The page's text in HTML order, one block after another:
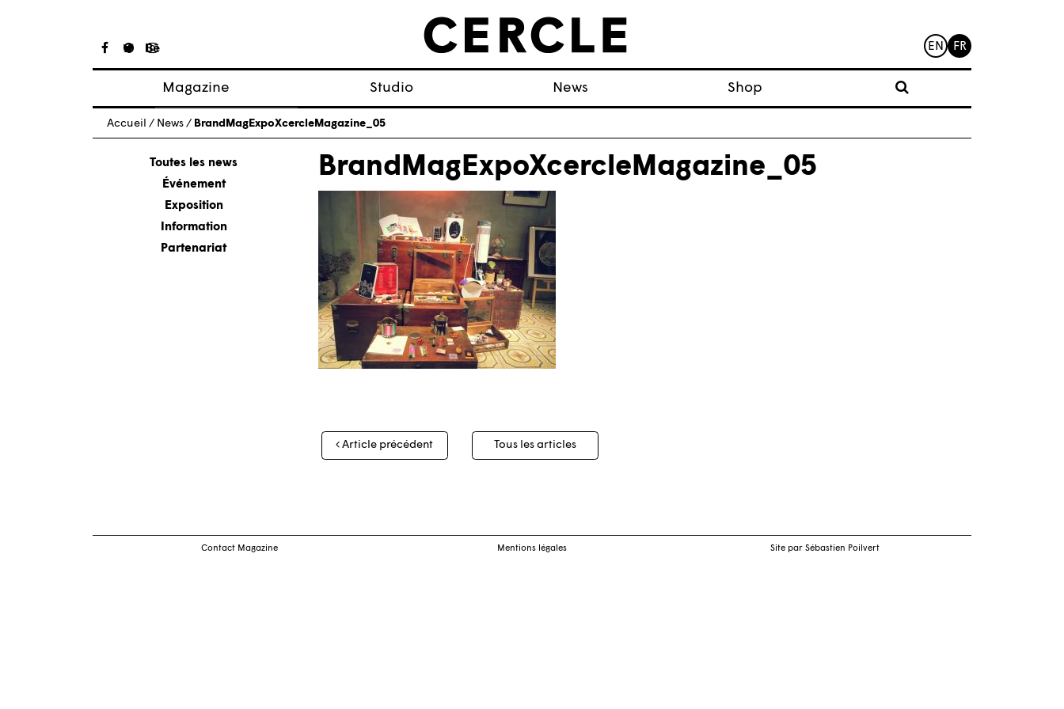
EN FR
Magazine
Articles
À propos
Numéros
Studio News Shop
Accueil / News / BrandMagExpoXcercleMagazine_05
Toutes les news
Événement
Exposition
Information
Partenariat
BrandMagExpoXcercleMagazine_05
Navigation
des
Article précédent Tous les articles
Contact Magazine Mentions légales Site par Sébastien Poilvert